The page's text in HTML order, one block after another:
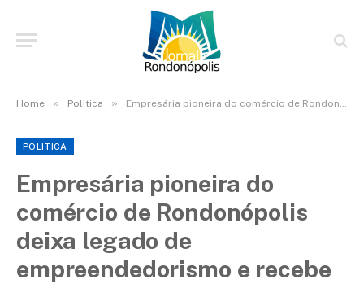
Home » Politica » Empresária pioneira do comércio de Rondonópolis deixa legado de empreendedorismo e recebe homenagem da Prefeitura
POLITICA
Empresária pioneira do
comércio de Rondonópolis
deixa legado de
empreendedorismo e recebe